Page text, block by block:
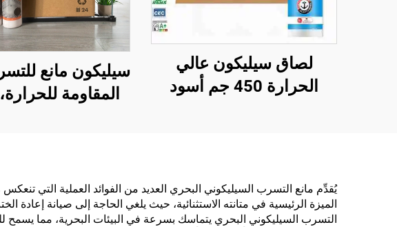
لصاق سيليكون عالي
الحرارة 450 جم أسود
سيليكون مانع
المقاومة
يُقدِّم مانع التسرب السيليكوني البحري العديد من الفوائد العملية التي
الميزة الرئيسية في متانته الاستثنائية، حيث يلغي الحاجة إلى صيانة
التسرب السيليكوني البحري يتماسك بسرعة في البيئات البحرية، مما يسمح